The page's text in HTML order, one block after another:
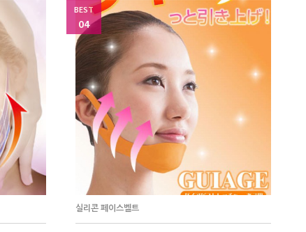
BEST
04
실리콘 페이스벨트